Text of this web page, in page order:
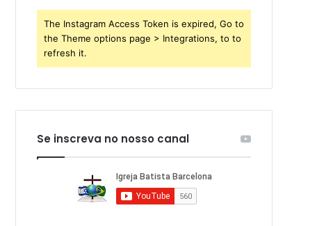
The Instagram Access Token is expired, Go to
the Theme options page > Integrations, to to
refresh it.
Se inscreva no nosso canal